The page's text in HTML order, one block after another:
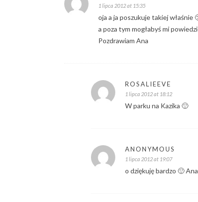
1 lipca 2012 at 15:35
oja a ja poszukuje takiej właśnie
a poza tym mogłabyś mi
Pozdrawiam Ana
ROSALIEEVE
1 lipca 2012 at 18:12
W parku na Kazika 🙂
ANONYMOUS
1 lipca 2012 at 19:07
o dziękuję bardzo 🙂 Ana